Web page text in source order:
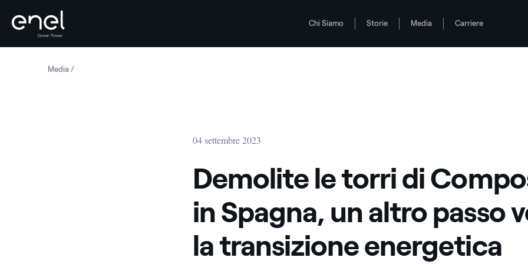
Chi Siamo Storie Media Carriere
MediaDemolite le torri di Compostilla in Spagna, un altro passo verso la transizione energetica
04 settembre 2023
Demolite le torri di
in Spagna, un altro passo
la transizione energetica